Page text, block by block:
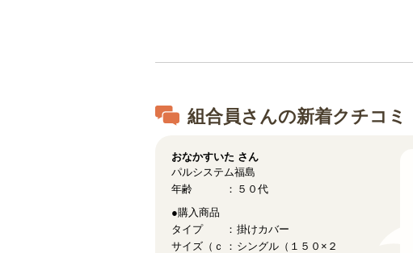
組合員さんの新着クチコミ
おなかすいた さん
パルシステム福島
年齢
５０代
●購入商品
タイプ
掛けカバー
サイズ（ｃ
シングル（１５０×２